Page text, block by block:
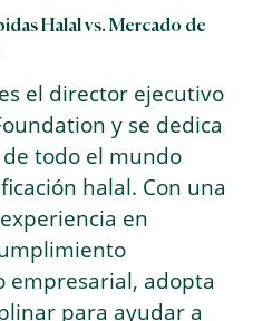
Halal vs. Mercado de
el director ejecutivo
y se dedica
todo el mundo
halal. Con una
en
empresarial, adopta
para ayudar a